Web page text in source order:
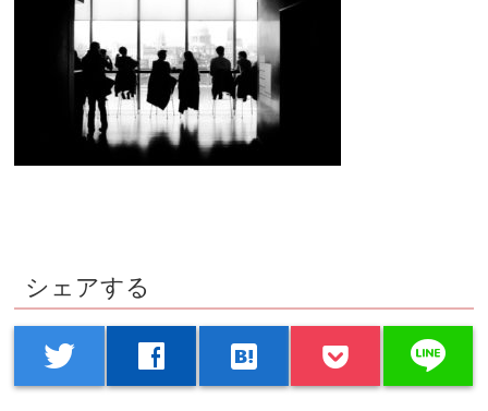
シェアする
twitter facebook hatenabookmark line